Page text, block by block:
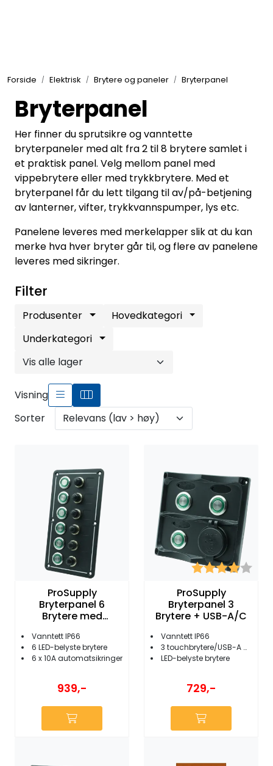
Forside Elektrisk Brytere og paneler Bryterpanel
Bryterpanel
Her finner du sprutsikre og vanntette
bryterpaneler med alt fra 2 til 8 brytere samlet i
et praktisk panel. Velg mellom panel med
vippebrytere eller med trykkbrytere. Med et
bryterpanel får du lett tilgang til av/på-betjening
av lanterner, vifter, trykkvannspumper, lys etc.
Panelene leveres med merkelapper slik at du kan
merke hva hver bryter går til, og flere av panelene
leveres med sikringer.
Filter
Produsenter
Hovedkategori
Underkategori
Visning
Sorter
ProSupply
Bryterpanel 6
Brytere med
Vanntett IP66
6 LED-belyste brytere
6 x 10A automatsikringer
939,-
Karakter:
ProSupply
Bryterpanel 3
Brytere + USB-A/C
Vanntett IP66
3 touchbrytere/USB-A + USB-C
LED-belyste brytere
729,-
Bygg/Innredning
Komfort
VVS
Motor/Styring
Fritid/Sikkerhet
Seil
Outlet